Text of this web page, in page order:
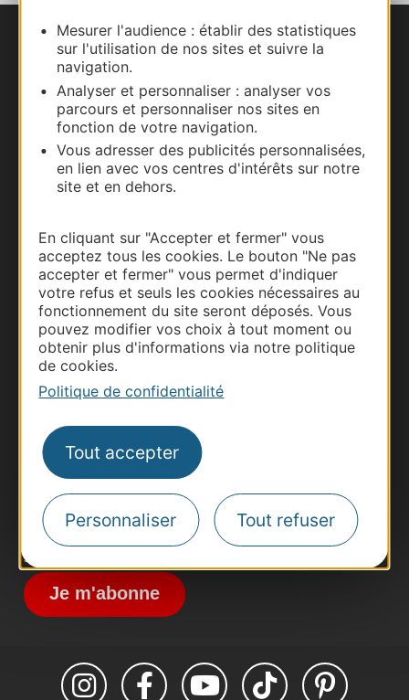
Mesurer l'audience : établir des statistiques
sur l'utilisation de nos sites et suivre la
navigation.
Analyser et personnaliser : analyser vos
parcours et personnaliser nos sites en
fonction de votre navigation.
Vous adresser des publicités personnalisées,
en lien avec vos centres d'intérêts sur notre
site et en dehors.
En cliquant sur "Accepter et fermer" vous
acceptez tous les cookies. Le bouton "Ne pas
accepter et fermer" vous permet d'indiquer
votre refus et seuls les cookies nécessaires au
fonctionnement du site seront déposés. Vous
pouvez modifier vos choix à tout moment ou
obtenir plus d'informations via notre politique
de cookies.
Politique de confidentialité
Tout accepter
Personnaliser Tout refuser
Nous contacter
Carte interactive
Documentation
Thermalisme
Business/Mice
Site presse et d'influence
Voyagistes
Destination Sport
Inscrivez-vous à la lettre d'information
Destination Occitanie pour recevoir des
suggestions de séjours, de visites et de sorties.
Je m'abonne